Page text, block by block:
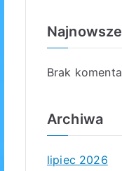
Brak
Archiwa
lipiec 2026